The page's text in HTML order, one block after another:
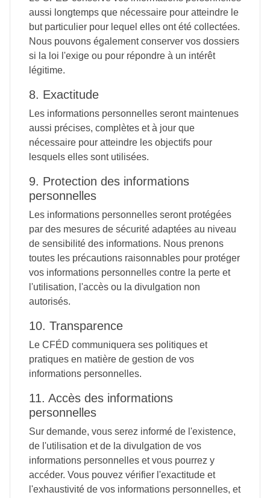
aussi longtemps que nécessaire pour atteindre le
but particulier pour lequel elles ont été collectées.
Nous pouvons également conserver vos dossiers
si la loi l'exige ou pour répondre à un intérêt
légitime.
8. Exactitude
Les informations personnelles seront maintenues
aussi précises, complètes et à jour que
nécessaire pour atteindre les objectifs pour
lesquels elles sont utilisées.
9. Protection des informations
personnelles
Les informations personnelles seront protégées
par des mesures de sécurité adaptées au niveau
de sensibilité des informations. Nous prenons
toutes les précautions raisonnables pour protéger
vos informations personnelles contre la perte et
l'utilisation, l'accès ou la divulgation non
autorisés.
10. Transparence
Le CFÉD communiquera ses politiques et
pratiques en matière de gestion de vos
informations personnelles.
11. Accès des informations
personnelles
Sur demande, vous serez informé de l'existence,
de l'utilisation et de la divulgation de vos
informations personnelles et vous pourrez y
accéder. Vous pouvez vérifier l'exactitude et
l'exhaustivité de vos informations personnelles, et